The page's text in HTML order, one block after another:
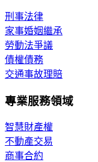
刑事法律
家事婚姻繼承
勞動法爭議
債權債務
交通事故理賠
專業服務領域
智慧財產權
不動產交易
商事合約